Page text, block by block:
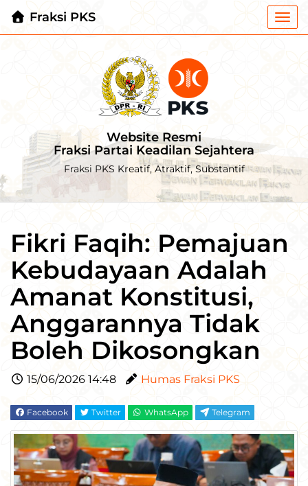
Fraksi PKS
Website Resmi
Fraksi Partai Keadilan Sejahtera
Fraksi PKS Kreatif, Atraktif, Substantif
Fikri Faqih: Pemajuan
Kebudayaan Adalah
Amanat Konstitusi,
Anggarannya Tidak
Boleh Dikosongkan
15/06/2026 14:48 Humas Fraksi PKS
Facebook Twitter WhatsApp Telegram